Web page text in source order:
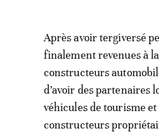
Après avoir tergiversé
finalement revenues à
constructeurs
d’avoir des partenaires
véhicules de tourisme
constructeurs